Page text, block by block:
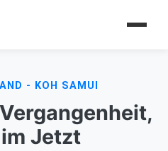
- KOH SAMUI
Jetzt